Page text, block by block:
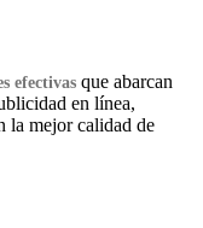
efectivas que abarcan
en línea,
la mejor calidad de